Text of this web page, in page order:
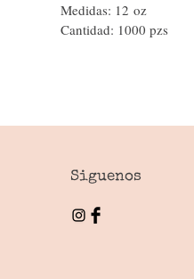
Medidas: 12 oz
Cantidad: 1000 pzs
Siguenos